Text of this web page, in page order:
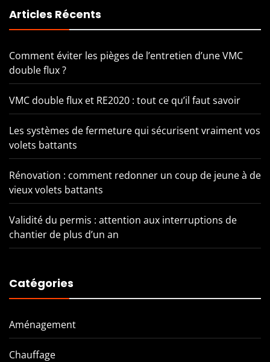
Articles Récents
Comment éviter les pièges de l’entretien d’une VMC
double flux ?
VMC double flux et RE2020 : tout ce qu’il faut savoir
Les systèmes de fermeture qui sécurisent vraiment vos
volets battants
Rénovation : comment redonner un coup de jeune à de
vieux volets battants
Validité du permis : attention aux interruptions de
chantier de plus d’un an
Catégories
Aménagement
Chauffage